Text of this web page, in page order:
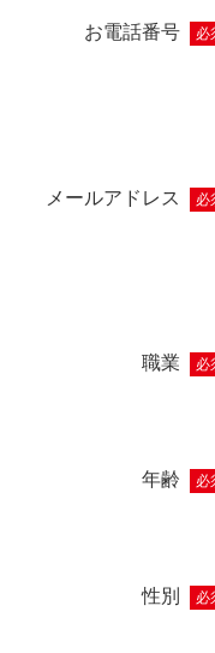
お電話番号 必
メールアドレス 必
職業 必
年齢 必
性別 必